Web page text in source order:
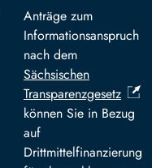
Anträge zum
Informationsanspruch
nach dem
Sächsischen
Transparenzgesetz
können Sie in Bezug
auf
Drittmittelfinanzierung